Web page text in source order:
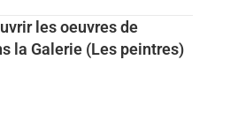
les oeuvres de
la Galerie (Les peintres)